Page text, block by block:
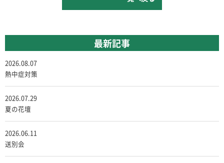
最新記事
2026.08.07
熱中症対策
2026.07.29
夏の花壇
2026.06.11
送別会